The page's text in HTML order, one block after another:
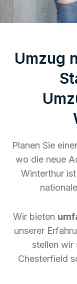
Umzug
Planen Sie
wo die neue
Winterthur ist
Wir bieten
unserer
stellen wir
Chesterfield